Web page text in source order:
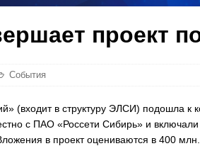
проект
События
(входит в структуру ЭЛСИ) подошла
с ПАО «Россети Сибирь» и
в проект оцениваются в 400 млн.